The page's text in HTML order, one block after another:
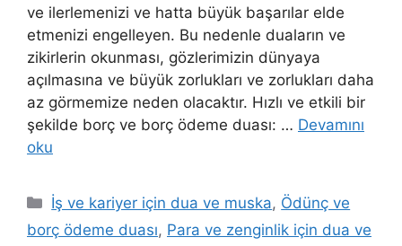
ve ilerlemenizi ve hatta büyük başarılar elde
etmenizi engelleyen. Bu nedenle duaların ve
zikirlerin okunması, gözlerimizin dünyaya
açılmasına ve büyük zorlukları ve zorlukları daha
az görmemize neden olacaktır. Hızlı ve etkili bir
şekilde borç ve borç ödeme duası: … Devamını
oku
İş ve kariyer için dua ve muska, Ödünç ve
borç ödeme duası, Para ve zenginlik için dua ve